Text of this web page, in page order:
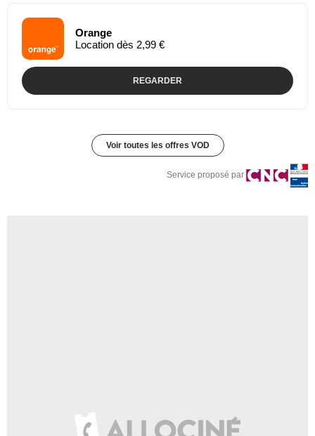
Orange
Location dès 2,99 €
REGARDER
Voir toutes les offres VOD
Service proposé par